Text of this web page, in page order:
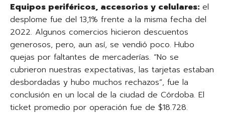
Equipos periféricos, accesorios y celulares: el
desplome fue del 13,1% frente a la misma fecha del
2022. Algunos comercios hicieron descuentos
generosos, pero, aun así, se vendió poco. Hubo
quejas por faltantes de mercaderías. “No se
cubrieron nuestras expectativas, las tarjetas estaban
desbordadas y hubo muchos rechazos”, fue la
conclusión en un local de la ciudad de Córdoba. El
ticket promedio por operación fue de $18.728.